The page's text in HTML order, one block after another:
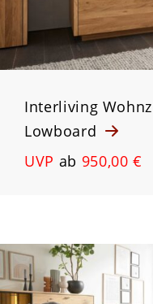
Interliving
Lowboard
UVP ab 950,00 €